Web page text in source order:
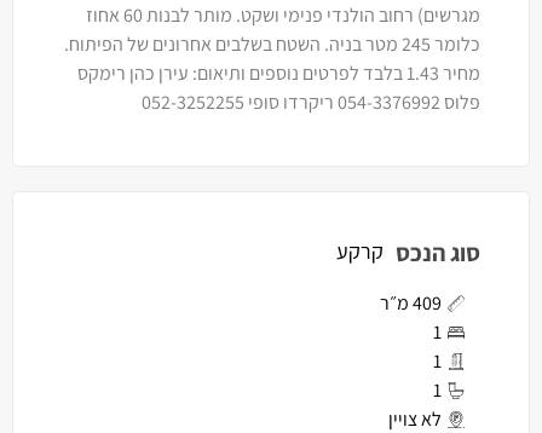
מגרשים) רחוב הולנדי פנימי ושקט. מותר לבנות 60 אחוז
כלומר 245 מטר בניה. השטח בשלבים אחרונים של הפיתוח.
מחיר 1.43 בלבד לפרטים נוספים ותיאום: עירן כהן רימקס
פלוס 054-3376992 ריקרדו סופי 052-3252255
סוג הנכס קרקע
409 מ״ר
1
1
1
לא צויין